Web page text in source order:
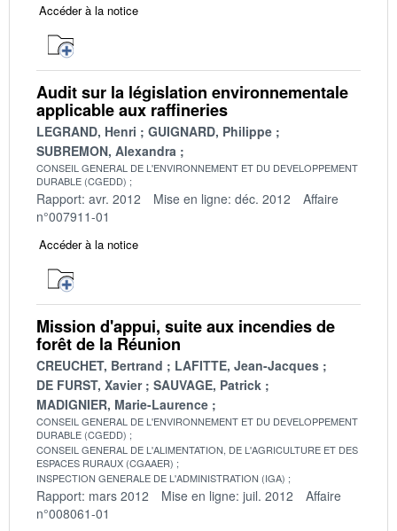
Accéder à la notice
Audit sur la législation environnementale
applicable aux raffineries
LEGRAND, Henri
GUIGNARD, Philippe
SUBREMON, Alexandra
CONSEIL GENERAL DE L'ENVIRONNEMENT ET DU DEVELOPPEMENT
DURABLE (CGEDD)
Rapport: avr. 2012 Mise en ligne: déc. 2012
Affaire
n°007911-01
Accéder à la notice
Mission d'appui, suite aux incendies de
forêt de la Réunion
CREUCHET, Bertrand
LAFITTE, Jean-Jacques
DE FURST, Xavier
SAUVAGE, Patrick
MADIGNIER, Marie-Laurence
CONSEIL GENERAL DE L'ENVIRONNEMENT ET DU DEVELOPPEMENT
DURABLE (CGEDD)
CONSEIL GENERAL DE L'ALIMENTATION, DE L'AGRICULTURE ET DES
ESPACES RURAUX (CGAAER)
INSPECTION GENERALE DE L'ADMINISTRATION (IGA)
Rapport: mars 2012 Mise en ligne: juil. 2012
Affaire
n°008061-01